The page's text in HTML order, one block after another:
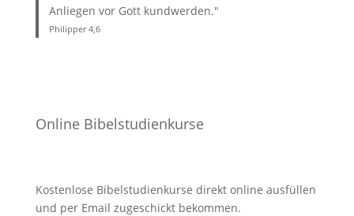
Anliegen vor Gott kundwerden."
Philipper 4,6
Online Bibelstudienkurse
Kostenlose Bibelstudienkurse direkt online ausfüllen
und per Email zugeschickt bekommen.